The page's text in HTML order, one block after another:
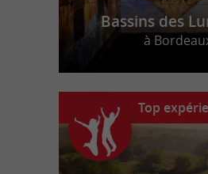
Bassins des
à
Top